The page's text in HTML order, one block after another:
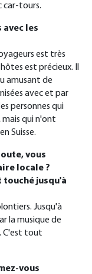
car-tours.
les
est très
est précieux. Il
amusant de
avec et par
personnes qui
qui n'ont
Suisse.
vous
locale ?
jusqu'à
Jusqu'à
la musique de
C'est tout
vous